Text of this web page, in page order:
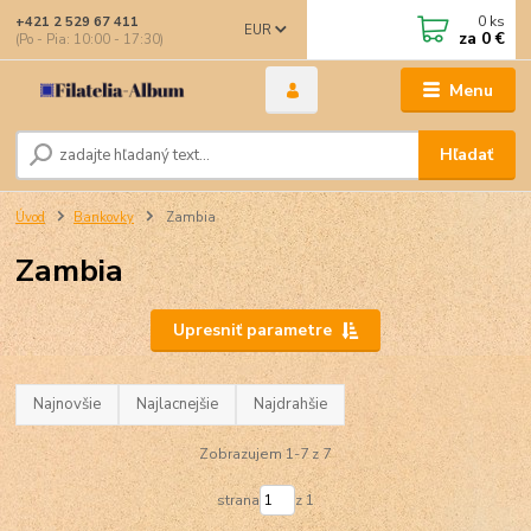
Menu
EUR
Hľadať
+421 2 529 67 411
(Po - Pia: 10:00 - 17:30)
0 ks
za 0 €
Úvod Bankovky Zambia
Zambia
Upresniť parametre
Najnovšie Najlacnejšie Najdrahšie
Zobrazujem 1-7 z 7
strana z 1